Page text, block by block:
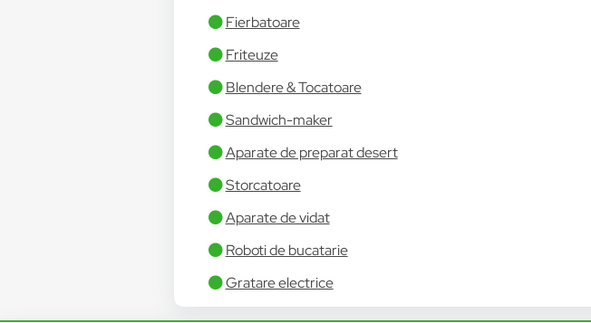
Fierbatoare
Friteuze
Blendere & Tocatoare
Sandwich-maker
Aparate de preparat desert
Storcatoare
Aparate de vidat
Roboti de bucatarie
Gratare electrice